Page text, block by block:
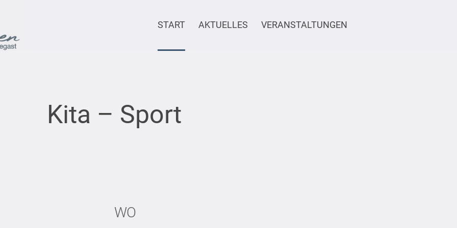
START AKTUELLES VERANSTALTUNGEN
Kita – Sport
WO